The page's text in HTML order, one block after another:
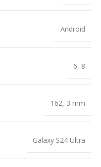
Android
6, 8
162, 3 mm
Galaxy S24 Ultra